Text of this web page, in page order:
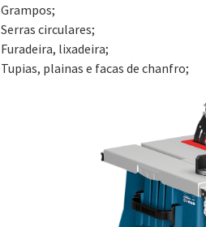
Grampos;
Serras circulares;
Furadeira, lixadeira;
Tupias, plainas e facas de chanfro;